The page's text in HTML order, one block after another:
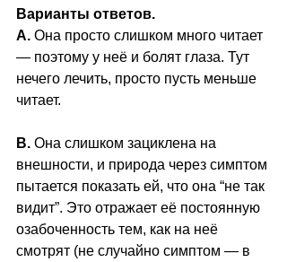
Варианты ответов.
А. Она просто слишком много читает
— поэтому у неё и болят глаза. Тут
нечего лечить, просто пусть меньше
читает.
B. Она слишком зациклена на
внешности, и природа через симптом
пытается показать ей, что она “не так
видит”. Это отражает её постоянную
озабоченность тем, как на неё
смотрят (не случайно симптом — в